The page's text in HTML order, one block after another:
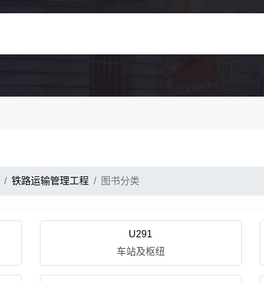
铁路运输管理工程 图书分类
U291
车站及枢纽